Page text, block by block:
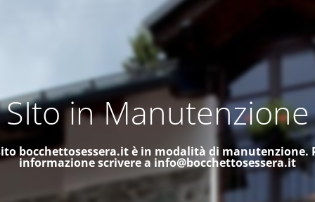
SIto in Manutenzione
bocchettosessera.it è in modalità di manutenzione.
informazione scrivere a info@bocchettosessera.it